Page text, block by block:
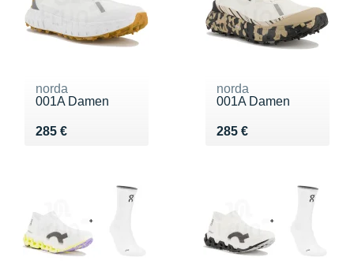
norda
001A Damen
285 €
Vendu 285 €
norda
001A Damen
285 €
Vendu 285 €